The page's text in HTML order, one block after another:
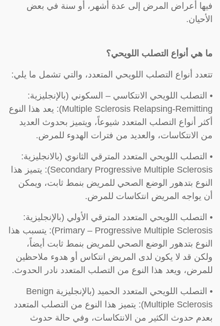
فيها أعراض المرض إلى عدة أشهر، أو سنة في بعض
الأحيان.
ما هي أنواع التصلب اللويحي؟
تتعدد أنواع التصلب اللويحي المتعدد، والتي تشمل ما يلي:
• التصلب اللويحي الانتكاسي – السكوني (بالإنجليزية:
Multiple Sclerosis Relapsing-Remitting): يعد هذا النوع
أكثر أنواع التصلب المتعدد شيوعاً، ويتميز بحدوث العديد
من الانتكاسات، والعديد من فترات الهدوء للمرض.
• التصلب اللويحي المتعدد المترقي الثانوي (بالانجليزية:
Secondary Progressive Multiple Sclerosis): يتميز هذا
النوع بتدهور الوضع الصحي للمريض بنمط ثابت، ويمكن
أن يواجه المريض انتكاسات للمرض.
• التصلب اللويحي المتعدد المترقي الأولي (بالإنجليزية:
Primary – Progressive Multiple Sclerosis): يتسبب هذا
النوع بتدهور الوضع الصحي للمريض بنمط ثابت أيضاً،
ولكن قد لا يكون لدى المريض انتكاس أو هدوء ملاحظين
للمرض، ويعد هذا النوع من التصلب المتعدد نادر الحدوث.
• التصلب اللويحي المتعدد الحميد (بالإنجليزية Benign
Multiple Sclerosis): يتميز هذا النوع من التصلب المتعدد
بعدم حدوث الكثير من الانتكاسات، وفي حالة حدوث